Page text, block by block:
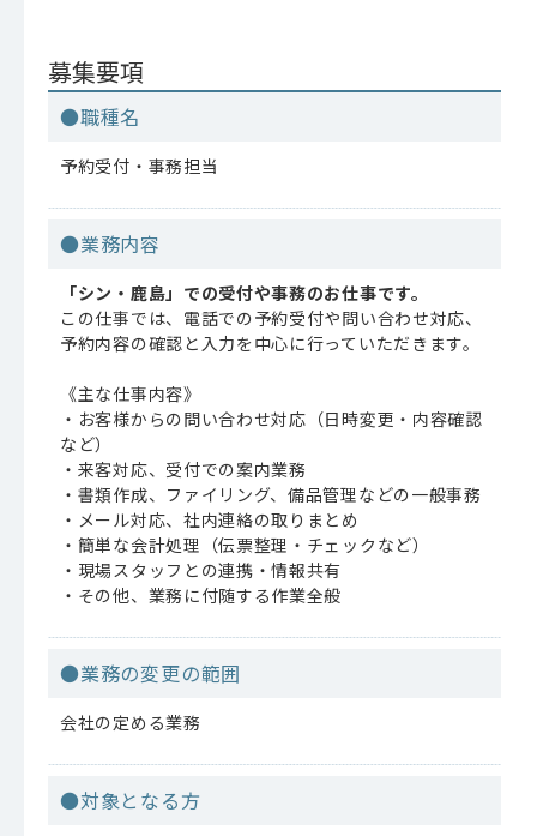
募集要項
●職種名
予約受付・事務担当
●業務内容
「シン・鹿島」での受付や事務のお仕事です。
この仕事では、電話での予約受付や問い合わせ対応、
予約内容の確認と入力を中心に行っていただきます。
《主な仕事内容》
・お客様からの問い合わせ対応（日時変更・内容確認
など）
・来客対応、受付での案内業務
・書類作成、ファイリング、備品管理などの一般事務
・メール対応、社内連絡の取りまとめ
・簡単な会計処理（伝票整理・チェックなど）
・現場スタッフとの連携・情報共有
・その他、業務に付随する作業全般
●業務の変更の範囲
会社の定める業務
●対象となる方